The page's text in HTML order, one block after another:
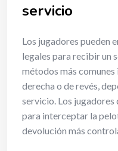
servicio
Los jugadores pueden
legales para recibir un
métodos más comunes
derecha o de revés,
servicio. Los
para interceptar la
devolución más